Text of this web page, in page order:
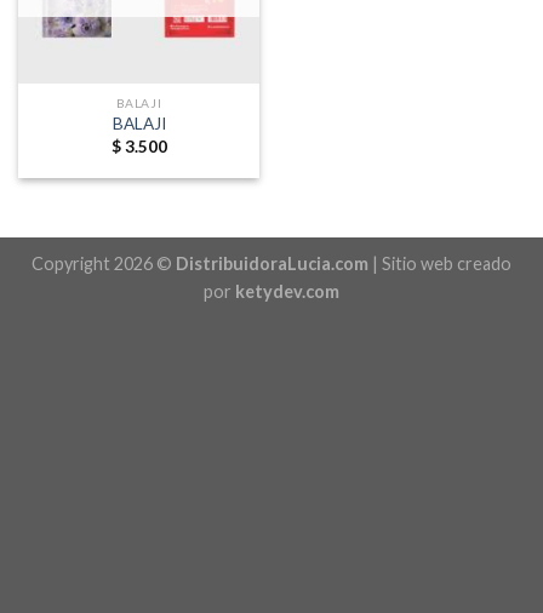
BALAJI
BALAJI
$3.500
Copyright 2026 © DistribuidoraLucia.com | Sitio web creado
por ketydev.com